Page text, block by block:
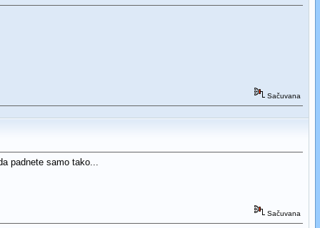
Sačuvana
padnete samo tako...
Sačuvana